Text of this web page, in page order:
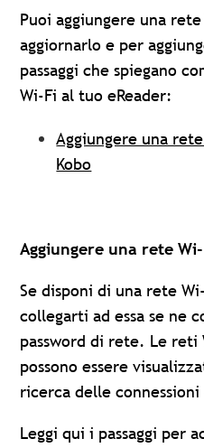
Puoi aggiungere una
aggiornarlo e per
passaggi che spiegano
Wi-Fi al tuo eReader:
Aggiungere una
Kobo
Aggiungere una rete
Se disponi di una rete
collegarti ad essa se ne
password di rete. Le reti
possono essere
ricerca delle connessioni
Leggi qui i passaggi per